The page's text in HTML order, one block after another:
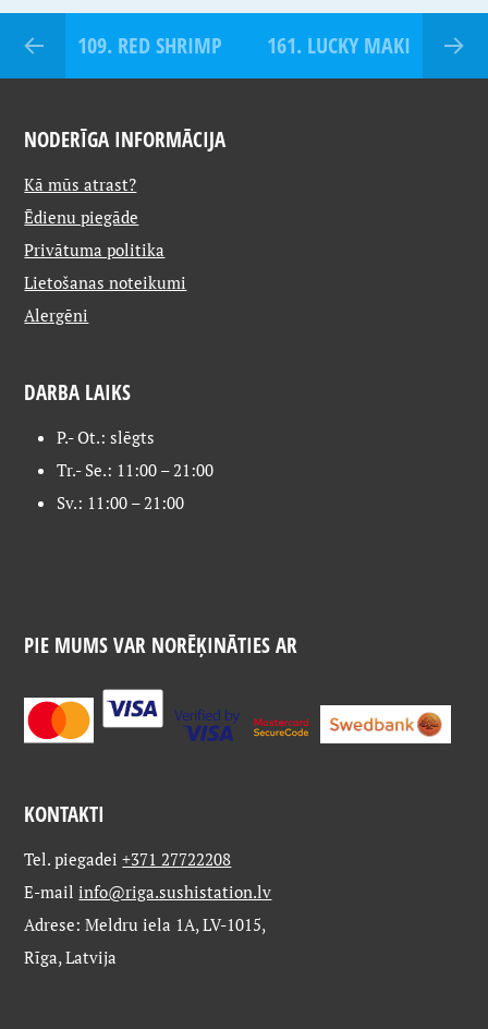
109. RED SHRIMP 161. LUCKY MAKI
NODERĪGA INFORMĀCIJA
Kā mūs atrast?
Ēdienu piegāde
Privātuma politika
Lietošanas noteikumi
Alergēni
DARBA LAIKS
P.- Ot.: slēgts
Tr.- Se.: 11:00 – 21:00
Sv.: 11:00 – 21:00
PIE MUMS VAR NORĒĶINĀTIES AR
KONTAKTI
Tel. piegadei+371 27722208
E-mailinfo@riga.sushistation.lv
Adrese: Meldru iela 1A, LV-1015,
Rīga, Latvija